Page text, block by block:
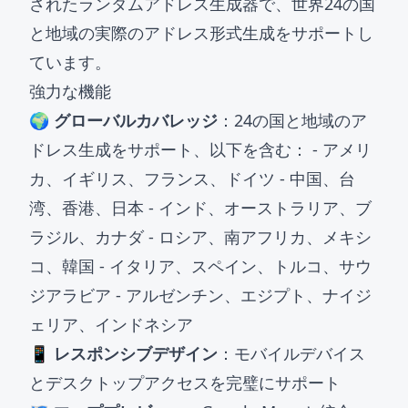
と地域の実際のアドレス形式生成をサポートし
ています。
強力な機能
🌍 グローバルカバレッジ ：24の国と地域のア
ドレス生成をサポート、以下を含む： - アメリ
カ、イギリス、フランス、ドイツ - 中国、台
湾、香港、日本 - インド、オーストラリア、ブ
ラジル、カナダ - ロシア、南アフリカ、メキシ
コ、韓国 - イタリア、スペイン、トルコ、サウ
ジアラビア - アルゼンチン、エジプト、ナイジ
ェリア、インドネシア
📱 レスポンシブデザイン ：モバイルデバイス
とデスクトップアクセスを完璧にサポート